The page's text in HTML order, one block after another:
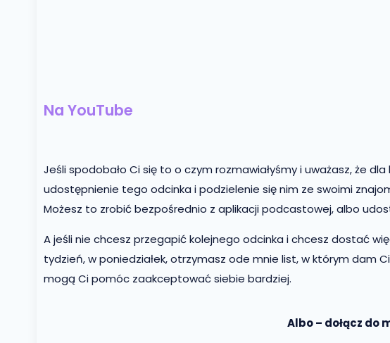
Na YouTube
Jeśli spodobało Ci się to o czym rozmawiałyśmy i uważasz, że
udostępnienie tego odcinka i podzielenie się nim ze swoimi
Możesz to zrobić bezpośrednio z aplikacji podcastowej, albo
A jeśli nie chcesz przegapić kolejnego odcinka i chcesz dostać
tydzień, w poniedziałek, otrzymasz ode mnie list, w którym dam
mogą Ci pomóc zaakceptować siebie bardziej.
Albo – dołącz do